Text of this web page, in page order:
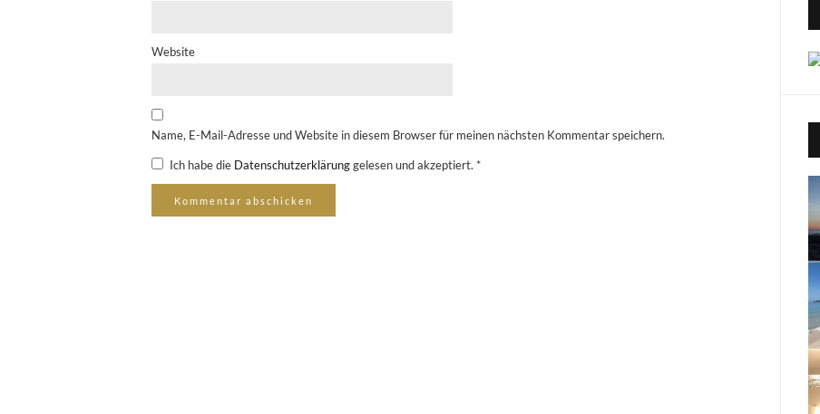
Website
Name, E-Mail-Adresse und Website in diesem Browser für meinen nächsten Kommentar speichern.
Ich habe die Datenschutzerklärunggelesen und akzeptiert. *